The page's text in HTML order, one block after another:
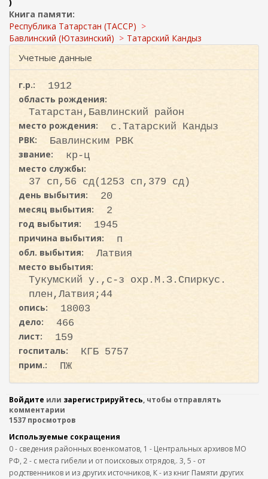
и
с
к
Книга памяти:
Республика Татарстан (ТАССР)
Бавлинский (Ютазинский)
Татарский Кандыз
Учетные данные
г.р.:
1912
область рождения:
Татарстан,Бавлинский район
место рождения:
с.Татарский Кандыз
РВК:
Бавлинским РВК
звание:
кр-ц
место службы:
37 сп,56 сд(1253 сп,379 сд)
день выбытия:
20
месяц выбытия:
2
год выбытия:
1945
причина выбытия:
п
обл. выбытия:
Латвия
место выбытия:
Тукумский у.,с-з охр.М.З.Спиркус.
плен,Латвия;44
опись:
18003
дело:
466
лист:
159
госпиталь:
КГБ 5757
прим.:
ПЖ
Войдите или зарегистрируйтесь, чтобы отправлять
комментарии
1537 просмотров
Используемые сокращения
0 - сведения районных военкоматов, 1 - Центральных архивов МО
РФ, 2 - с места гибели и от поисковых отрядов,. 3, 5 - от
родственников и из других источников, К - из книг Памяти других